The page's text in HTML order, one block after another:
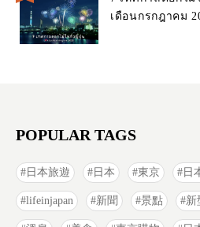
เดือนกรกฎาคม
POPULAR TAGS
日本旅遊 日本 東京 日
lifeinjapan 新聞 景點 新